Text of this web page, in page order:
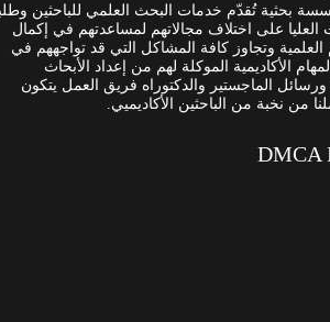
بحثية تُقدّم خدمات البحث العلمي للباحثين
العليا على اختلاف مجالاتهم لمساعدتهم في إكمال
وتجاوز كافة المشاكل التي قد تواجههم في
الأكاديمية الموكلة لهم من إعداد الأبحاث
ورسائل الماجستير والدكتوراه فريق العمل يتكون
من نخبة من الباحثين الأكاديميي.
DMCA